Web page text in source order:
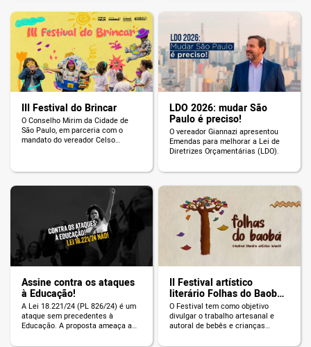
III Festival do Brincar
O Conselho Mirim da Cidade de
São Paulo, em parceria com o
mandato do vereador Celso
São Paulo.
LDO 2026: mudar São
Paulo é preciso!
O vereador Giannazi apresentou
Emendas para melhorar a Lei de
Diretrizes Orçamentárias (LDO).
Assine contra os ataques
à Educação!
A Lei 18.221/24 (PL 826/24) é um
ataque sem precedentes à
Educação. A proposta ameaça a
II Festival artístico
literário Folhas do Baobá
2023
O Festival tem como objetivo
divulgar o trabalho artesanal e
autoral de bebês e crianças